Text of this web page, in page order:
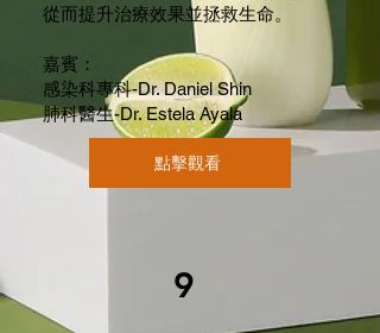
從而提升治療效果並拯救生命。
嘉賓：
感染科專科-Dr. Daniel Shin
肺科醫生-Dr. Estela Ayala
點擊觀看
9